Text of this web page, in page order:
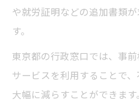
や就労証明などの追加書類
す。
東京都の行政窓口では、事
サービスを利用することで
大幅に減らすことができま